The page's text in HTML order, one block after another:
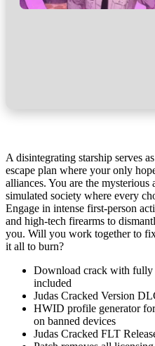
A disintegrating starship serves
escape plan where your only
alliances. You are the mysterious
simulated society where every
Engage in intense first-person
and high-tech firearms to
you. Will you work together to
it all to burn?
Download crack with fully
included
Judas Cracked Version
HWID profile generator
on banned devices
Judas Cracked FLT